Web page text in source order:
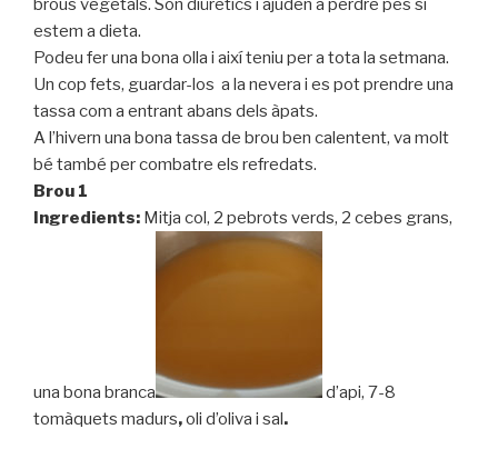
brous vegetals. Son diürètics i ajuden a perdre pes si
estem a dieta.
Podeu fer una bona olla i així teniu per a tota la setmana.
Un cop fets, guardar-los a la nevera i es pot prendre una
tassa com a entrant abans dels àpats.
A l’hivern una bona tassa de brou ben calentent, va molt
bé també per combatre els refredats.
Brou 1
Ingredients: Mitja col, 2 pebrots verds, 2 cebes grans,
una bona branca
d’api, 7-8
tomàquets madurs,oli d’oliva i sal.